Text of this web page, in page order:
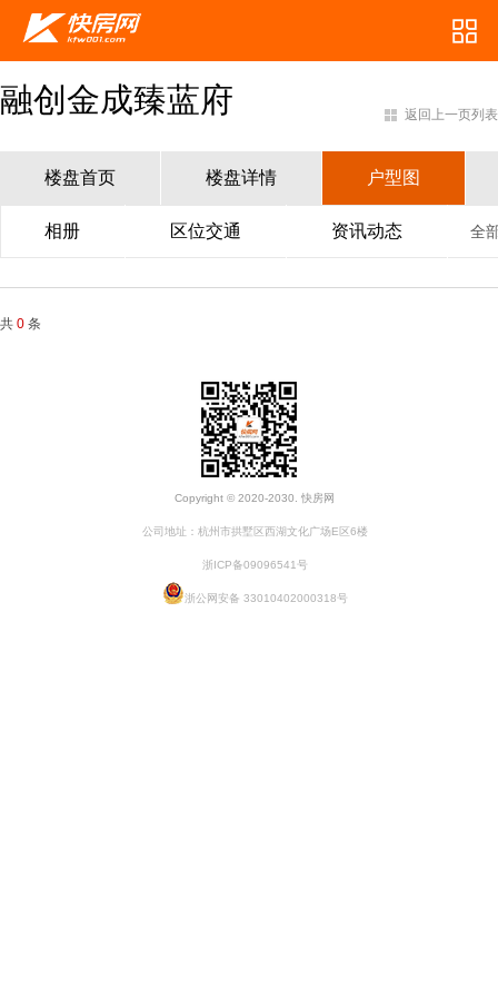
融创金成臻蓝府 返回上一页列表
楼盘首页 楼盘详情 户型图
相册 区位交通 资讯动态 全
共 0 条
Copyright © 2020-2030. 快房网
公司地址：杭州市拱墅区西湖文化广场E区6楼
浙ICP备09096541号
浙公网安备 33010402000318号